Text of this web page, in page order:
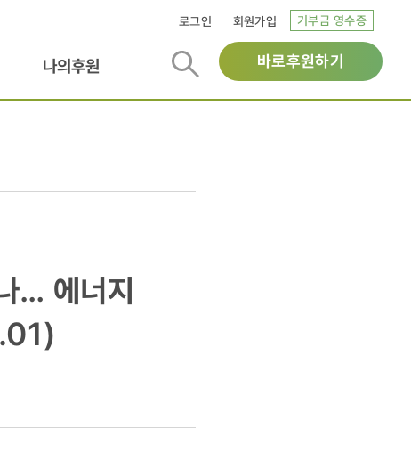
로그인 회원가입 기부금 영수증
나의후원 바로후원하기
… 에너지